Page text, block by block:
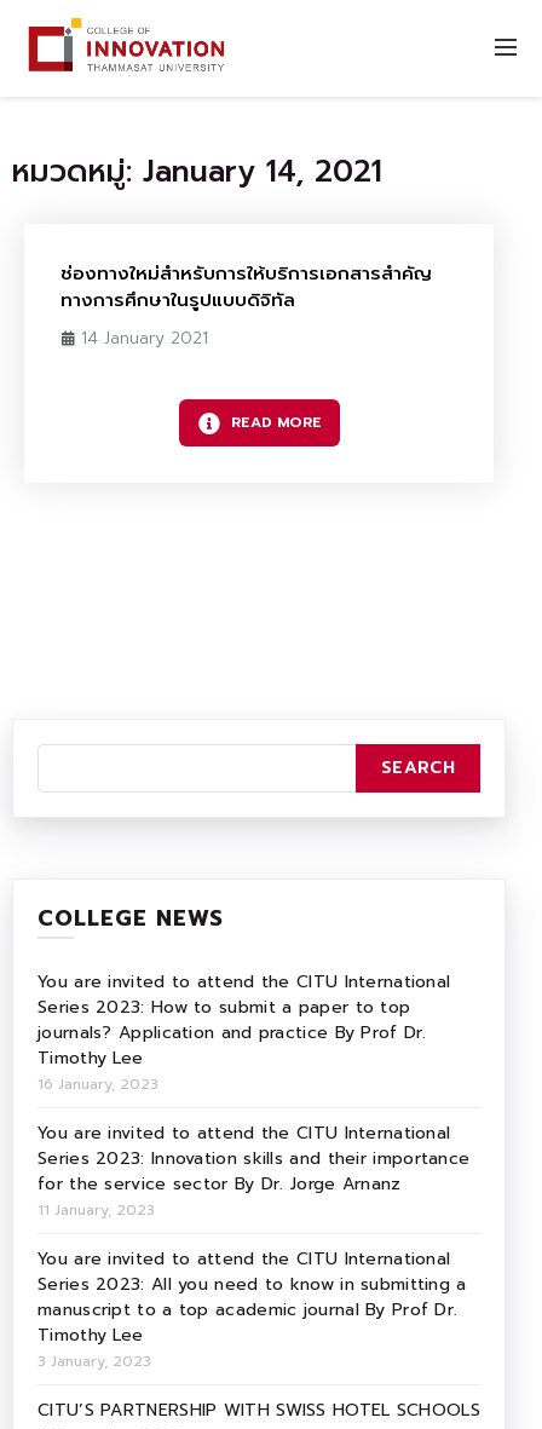
หมวดหมู่: January 14, 2021
ช่องทางใหม่สำหรับการให้บริการเอกสารสำคัญ
ทางการศึกษาในรูปแบบดิจิทัล
14 January 2021
READ MORE
COLLEGE NEWS
You are invited to attend the CITU International
Series 2023: How to submit a paper to top
journals? Application and practice By Prof Dr.
Timothy Lee
16 January, 2023
You are invited to attend the CITU International
Series 2023: Innovation skills and their importance
for the service sector By Dr. Jorge Arnanz
11 January, 2023
You are invited to attend the CITU International
Series 2023: All you need to know in submitting a
manuscript to a top academic journal By Prof Dr.
Timothy Lee
3 January, 2023
CITU’S PARTNERSHIP WITH SWISS HOTEL SCHOOLS